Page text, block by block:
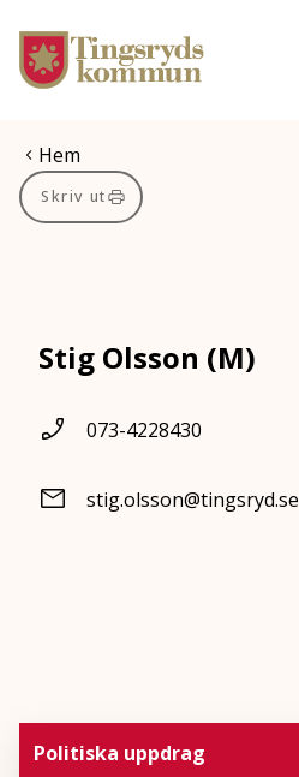
Gå till innehåll
Gå till huvudmeny
Du är här:
Hem
Skriv ut
Stig Olsson (M)
073-4228430
stig.olsson@tingsryd.se
Politiska uppdrag